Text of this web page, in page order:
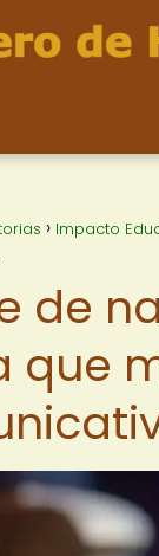
Impacto
de
que